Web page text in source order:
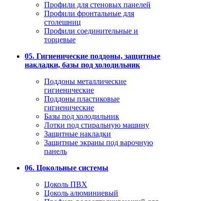
Профили для стеновых панелей
Профили фронтальные для
столешниц
Профили соединительные и
торцевые
05. Гигиенические поддоны, защитные
накладки, базы под холодильник
Поддоны металлические
гигиенические
Поддоны пластиковые
гигиенические
Базы под холодильник
Лотки под стиральную машину
Защитные накладки
Защитные экраны под варочную
панель
06. Цокольные системы
Цоколь ПВХ
Цоколь алюминиевый